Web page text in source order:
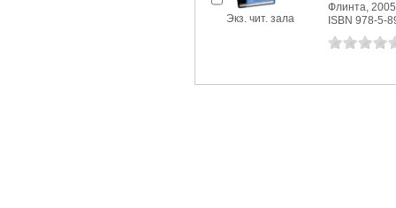
Экз. чит. зала
Флинта, 2005
ISBN 978-5-